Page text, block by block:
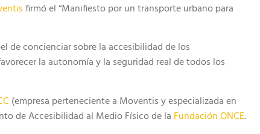
firmó el “Manifiesto por un transporte urbano para
de concienciar sobre la accesibilidad de los
la autonomía y la seguridad real de todos los
(empresa perteneciente a Moventis y especializada en
de Accesibilidad al Medio Físico de la Fundación ONCE.